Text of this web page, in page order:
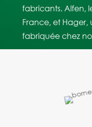
fabricants. Alfen,
France, et
fabriquée chez